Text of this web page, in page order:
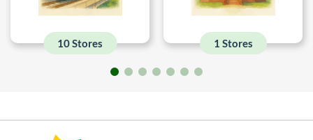
10 Stores 1 Stores